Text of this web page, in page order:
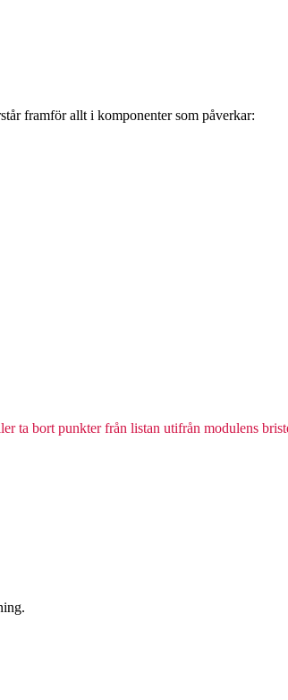
framför allt i komponenter som påverkar:
ta bort punkter från listan utifrån modulens